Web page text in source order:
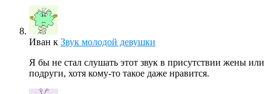
Иван к Звук молодой девушки
Я бы не стал слушать этот звук в присутствии жены или
подруги, хотя кому-то такое даже нравится.